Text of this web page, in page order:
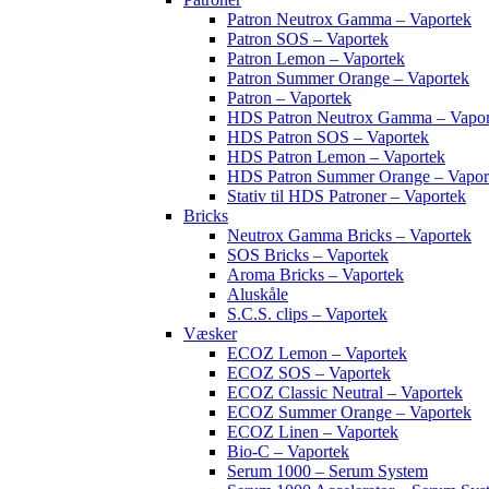
Patron Neutrox Gamma – Vaportek
Patron SOS – Vaportek
Patron Lemon – Vaportek
Patron Summer Orange – Vaportek
Patron – Vaportek
HDS Patron Neutrox Gamma –
HDS Patron SOS – Vaportek
HDS Patron Lemon – Vaportek
HDS Patron Summer Orange –
Stativ til HDS Patroner – Vaportek
Bricks
Neutrox Gamma Bricks – Vaportek
SOS Bricks – Vaportek
Aroma Bricks – Vaportek
Aluskåle
S.C.S. clips – Vaportek
Væsker
ECOZ Lemon – Vaportek
ECOZ SOS – Vaportek
ECOZ Classic Neutral – Vaportek
ECOZ Summer Orange – Vaportek
ECOZ Linen – Vaportek
Bio-C – Vaportek
Serum 1000 – Serum System